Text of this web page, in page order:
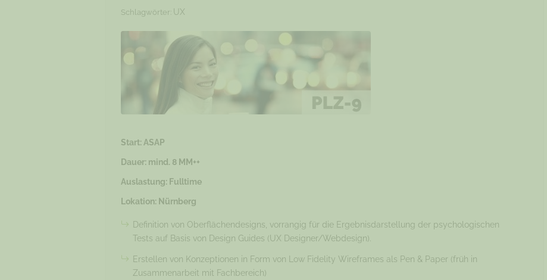
Schlagwörter: UX
Start: ASAP
Dauer: mind. 8 MM++
Auslastung: Fulltime
Lokation: Nürnberg
Definition von Oberflächendesigns, vorrangig für die Ergebnisdarstellung der psychologischen
Tests auf Basis von Design Guides (UX Designer/Webdesign).
Erstellen von Konzeptionen in Form von Low Fidelity Wireframes als Pen & Paper (früh in
Zusammenarbeit mit Fachbereich)